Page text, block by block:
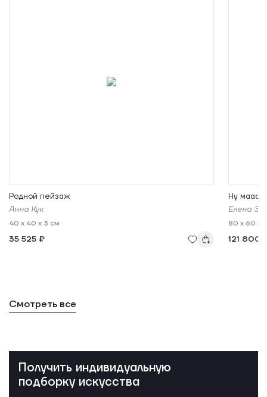
Родной пейзаж
Анна Кук
40 x 40 x 3 см
35 525 ₽
Ну мааам!
Елена
80 x 60 x
121 800
Смотреть все
Получить индивидуальную
подборку искусства